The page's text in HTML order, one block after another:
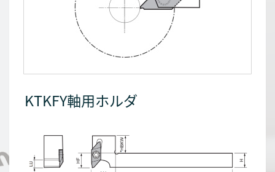
KTKFY軸用ホルダ